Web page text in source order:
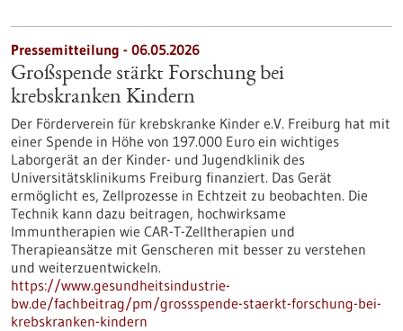
Pressemitteilung - 06.05.2026
Großspende stärkt Forschung bei
krebskranken Kindern
Der Förderverein für krebskranke Kinder e.V. Freiburg hat mit
einer Spende in Höhe von 197.000 Euro ein wichtiges
Laborgerät an der Kinder- und Jugendklinik des
Universitätsklinikums Freiburg finanziert. Das Gerät
ermöglicht es, Zellprozesse in Echtzeit zu beobachten. Die
Technik kann dazu beitragen, hochwirksame
Immuntherapien wie CAR-T-Zelltherapien und
Therapieansätze mit Genscheren mit besser zu verstehen
und weiterzuentwickeln.
https://www.gesundheitsindustrie-
bw.de/fachbeitrag/pm/grossspende-staerkt-forschung-bei-
krebskranken-kindern